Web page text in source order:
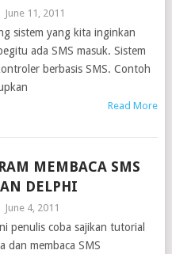
June 11, 2011
sistem yang kita inginkan
ada SMS masuk. Sistem
berbasis SMS. Contoh
Read More
MEMBACA SMS
DELPHI
June 4, 2011
penulis coba sajikan tutorial
dan membaca SMS